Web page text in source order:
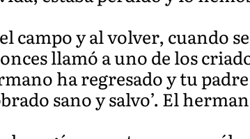
campo y al volver, cuando
llamó a uno de los
ha regresado y tu
sano y salvo’. El